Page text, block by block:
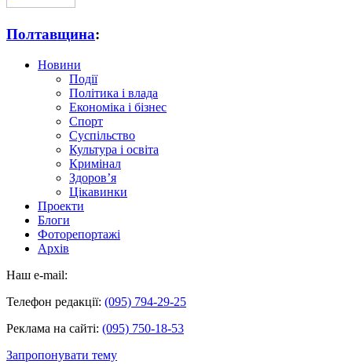
Полтавщина:
Новини
Події
Політика і влада
Економіка і бізнес
Спорт
Суспільство
Культура і освіта
Кримінал
Здоров’я
Цікавинки
Проекти
Блоги
Фоторепортажі
Архів
Наш e-mail:
Телефон редакції: (095) 794-29-25
Реклама на сайті: (095) 750-18-53
Запропонувати тему